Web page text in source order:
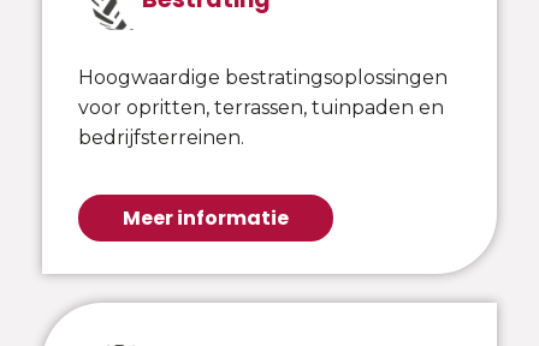
Hoogwaardige bestratingsoplossingen
voor opritten, terrassen, tuinpaden en
bedrijfsterreinen.
Meer informatie